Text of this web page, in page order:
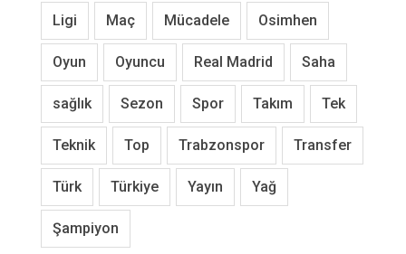
Ligi Maç Mücadele Osimhen
Oyun Oyuncu Real Madrid Saha
sağlık Sezon Spor Takım Tek
Teknik Top Trabzonspor Transfer
Türk Türkiye Yayın Yağ
Şampiyon